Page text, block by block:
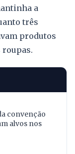
a
três
produtos
roupas.
convenção
alvos nos